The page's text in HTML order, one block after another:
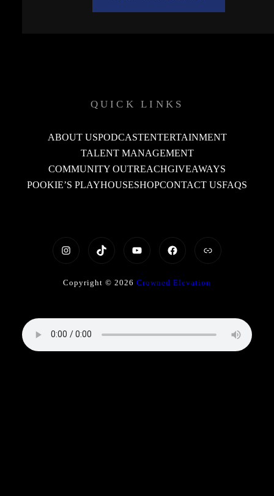
QUICK LINKS
ABOUT USPODCASTENTERTAINMENT
TALENT MANAGEMENT
COMMUNITY OUTREACHGIVEAWAYS
POOKIE’S PLAYHOUSESHOPCONTACT USFAQS
Copyright © 2026 Crowned Elevation